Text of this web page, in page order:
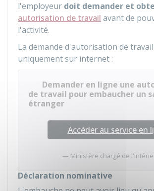
l'employeur doit demander et
autorisation de travail avant de
l'activité.
La demande d'autorisation de
uniquement sur internet :
Demander en ligne une
de travail pour embaucher un
étranger
Accéder au service en
Ministère chargé de
Déclaration nominative